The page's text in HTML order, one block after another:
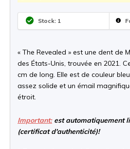
Stock: 1
« The Revealed » est une dent de
des États-Unis, trouvée en 2021.
cm de long. Elle est de couleur
assez solide et un émail
étroit.
Important:est automatiquement
(certificat d'authenticité)!